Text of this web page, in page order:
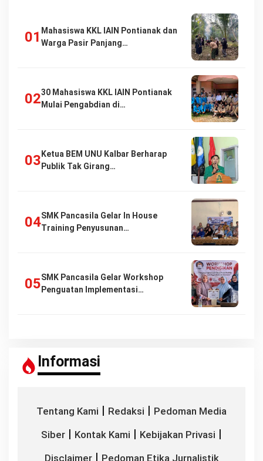
Mahasiswa KKL IAIN Pontianak dan
Warga Pasir Panjang…
30 Mahasiswa KKL IAIN Pontianak
Mulai Pengabdian di…
Ketua BEM UNU Kalbar Berharap
Publik Tak Girang…
SMK Pancasila Gelar In House
Training Penyusunan…
SMK Pancasila Gelar Workshop
Penguatan Implementasi…
Informasi
Tentang Kami | Redaksi | Pedoman Media
Siber | Kontak Kami | Kebijakan Privasi |
Disclaimer| Pedoman Etika Jurnalistik